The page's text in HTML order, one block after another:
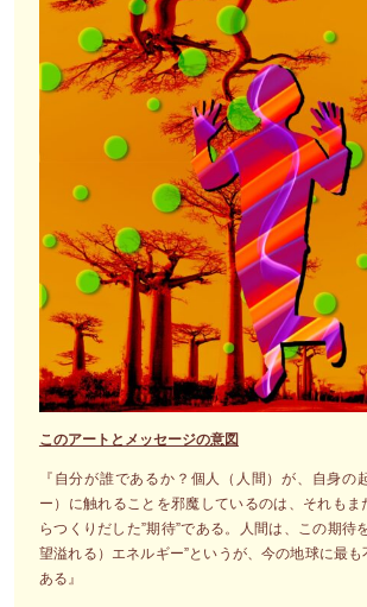
このアートとメッセージの意図
『自分が誰であるか？個人（人間）が、自身の
ー）に触れることを邪魔しているのは、それもま
らつくりだした”期待”である。人間は、この期待
望溢れる）エネルギー”というが、今の地球に最
ある』